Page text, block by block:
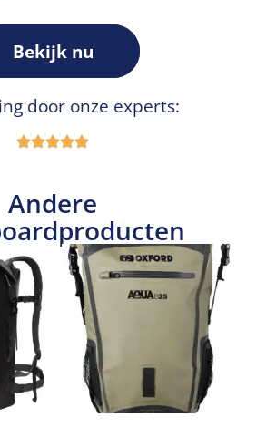
Bekijk nu
door onze experts:
Andere